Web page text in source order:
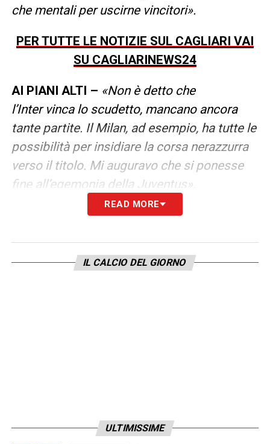
che mentali per uscirne vincitori».
PER TUTTE LE NOTIZIE SUL CAGLIARI VAI
SU CAGLIARINEWS24
AI PIANI ALTI – «Non è detto che
l’Inter vinca lo scudetto, mancano ancora
tante partite. Il Milan, ad esempio, ha tutte le
possibilità per insidiare la corsa nerazzurra
verso il titolo. Mi auguravo che si ponesse
fine all’egemonia della Juventus».
IBRA MODELLO PER I PIÙ GIOVANI –
la sua forza mentale che lo spinge a voler
dimostrare di essere ancora il migliore. È un
READ MORE
IL CALCIO DEL GIORNO
ULTIMISSIME